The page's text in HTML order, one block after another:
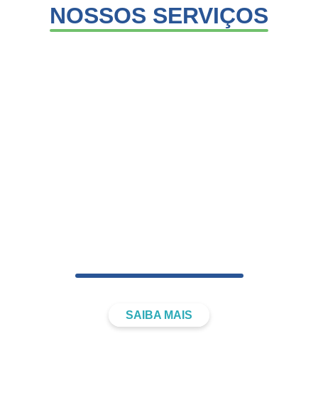
NOSSOS SERVIÇOS
SAIBA MAIS